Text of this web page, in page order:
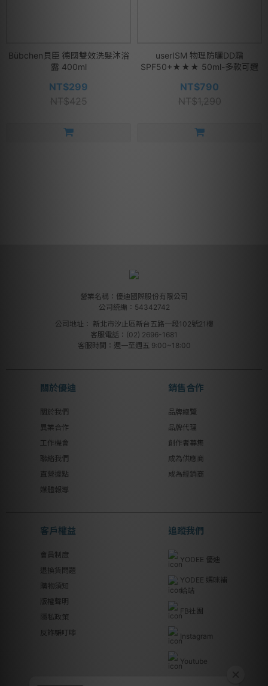
Bübchen貝臣 德國雙效洗髮沐浴
露 400ml
NT$299
NT$425
userISM 物理防曬DD霜
SPF50+★★★ 50ml-多款可選
NT$790
NT$1,290
營業名稱：優迪國際股份有限公司
公司統編：54342742
公司地址： 新北市汐止區新台五路一段102號21樓
客服電話：(02) 2696-1681
客服時間：週一至週五 9:00~18:00
關於優迪
關於我們
異業合作
工作機會
聯絡我們
直營據點
媒體報導
銷售合作
品牌總覽
品牌代理
創作者募集
成為供應商
成為經銷商
客戶權益
會員制度
退換貨問題
購物須知
版權聲明
隱私政策
反詐騙叮嚀
追蹤我們
YODEE 優迪
YODEE 媽咪補
給站
FB社團
Instagram
Youtube